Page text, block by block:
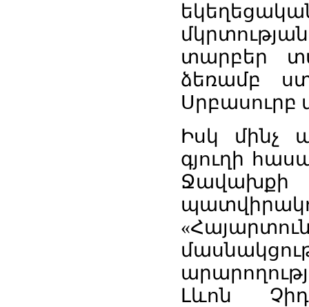
մկրտության
տարբեր
ձեռամբ
Սրբասուրբ
Իսկ
մինչ
գյուղի
Ջավախքի
«
Լևոն